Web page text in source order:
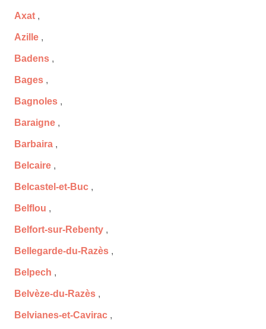
Axat ,
Azille ,
Badens ,
Bages ,
Bagnoles ,
Baraigne ,
Barbaira ,
Belcaire ,
Belcastel-et-Buc ,
Belflou ,
Belfort-sur-Rebenty ,
Bellegarde-du-Razès ,
Belpech ,
Belvèze-du-Razès ,
Belvianes-et-Cavirac ,